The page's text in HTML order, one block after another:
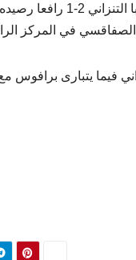
وحقق شباب قسنطينة من جهته اليوم فوزه
فيما يتبارى